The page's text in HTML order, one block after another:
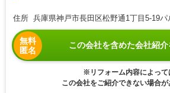
住所 兵庫県神戸市長田区松野通1丁目5-19パ
無料
匿名
この会社を含めた会社紹
※リフォーム内容によって
この会社をご紹介できない場合が